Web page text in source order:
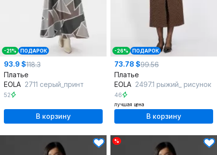
-21% ПОДАРОК
93.9 $118.3
Платье
EOLA 2711 серый_принт
52
В корзину
-26% ПОДАРОК
73.78 $99.56
Платье
EOLA 2497.1 рыжий_ рисунок
46
лучшая цена
В корзину
%